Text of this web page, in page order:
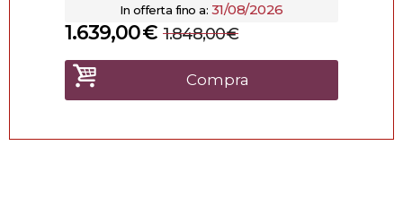
In offerta fino a: 31/08/2026
€
1.639,00 €
1.848,00
Compra